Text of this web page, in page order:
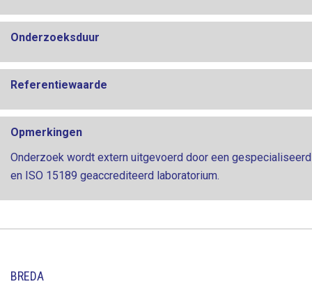
Onderzoeksduur
Referentiewaarde
Opmerkingen
Onderzoek wordt extern uitgevoerd door een gespecialiseerd
en ISO 15189 geaccrediteerd laboratorium.
BREDA